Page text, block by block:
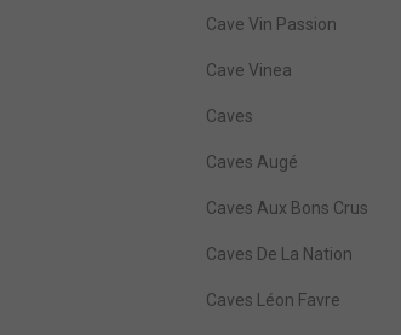
Cave Vin Passion
Cave Vinea
Caves
Caves Augé
Caves Aux Bons Crus
Caves De La Nation
Caves Léon Favre